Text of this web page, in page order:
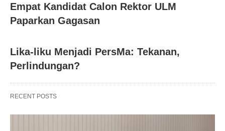
Empat Kandidat Calon Rektor ULM
Paparkan Gagasan
Lika-liku Menjadi PersMa: Tekanan,
Perlindungan?
RECENT POSTS